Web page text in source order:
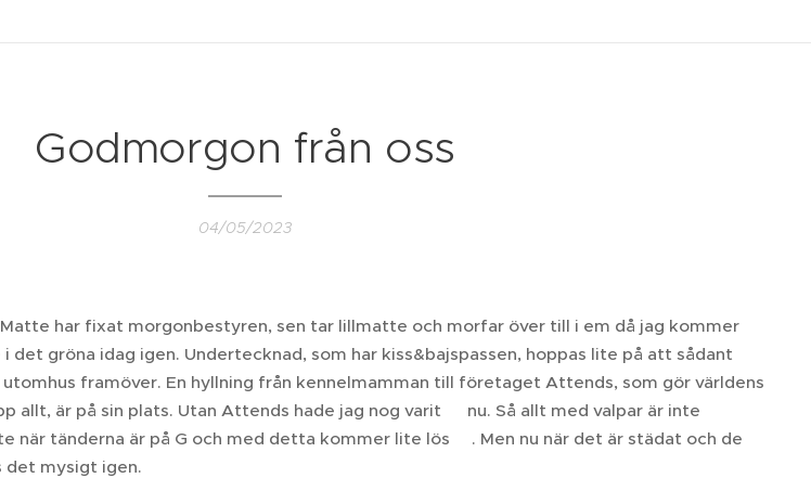
Godmorgon från oss
04/05/2023
har fixat morgonbestyren, sen tar lillmatte och morfar över till i em då jag kommer
det gröna idag igen. Undertecknad, som har kiss&bajspassen, hoppas lite på att sådant
framöver. En hyllning från kennelmamman till företaget Attends, som gör världens
allt, är på sin plats. Utan Attends hade jag nog varit😩 nu. Så allt med valpar är inte
när tänderna är på G och med detta kommer lite lös💩. Men nu när det är städat och de
det mysigt igen.